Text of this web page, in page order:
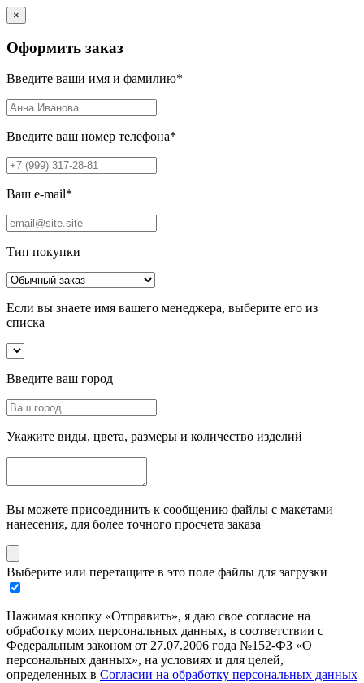
×
Оформить заказ
Введите ваши имя и фамилию*
Введите ваш номер телефона*
Ваш e-mail*
Тип покупки
Если вы знаете имя вашего менеджера, выберите его из
списка
Введите ваш город
Укажите виды, цвета, размеры и количество изделий
Вы можете присоединить к сообщению файлы с макетами
нанесения, для более точного просчета заказа
Выберите или перетащите в это поле файлы для загрузки
Нажимая кнопку «Отправить», я даю свое согласие на
обработку моих персональных данных, в соответствии с
Федеральным законом от 27.07.2006 года №152-ФЗ «О
персональных данных», на условиях и для целей,
определенных в Согласии на обработку персональных данных